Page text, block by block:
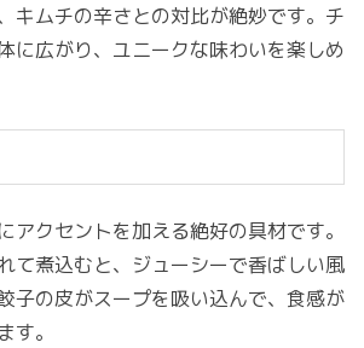
キムチの辛さとの対比が絶妙です。チ
に広がり、ユニークな味わいを楽しめ
アクセントを加える絶好の具材です。
て煮込むと、ジューシーで香ばしい風
子の皮がスープを吸い込んで、食感が
す。